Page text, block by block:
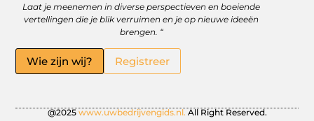
Laat je meenemen in diverse perspectieven en boeiende
vertellingen die je blik verruimen en je op nieuwe ideeën
brengen. “
Wie zijn wij? Registreer
@2025 www.uwbedrijvengids.nl. All Right Reserved.